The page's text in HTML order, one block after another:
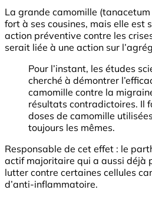
La grande camomille
fort à ses cousines, mais elle est
action préventive contre les
serait liée à une action sur
Pour l’instant, les études
cherché à démontrer
camomille contre la
résultats contradictoires. Il
doses de camomille
toujours les mêmes.
Responsable de cet effet : le
actif majoritaire qui a aussi déjà
lutter contre certaines cellules
d’anti-inflammatoire.